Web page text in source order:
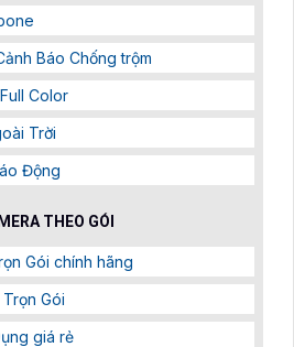
Báo Chống trộm
Color
Trời
Động
THEO GÓI
Gói chính hãng
Gói
giá rẻ